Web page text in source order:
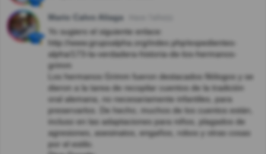
Mario Calvo Aliaga
Yo sugiero el siguiente enlace:
http://www.grupoalpha.org/index.php/expedientes-
alpha/173-la-verdadera-historia-de-los-hermanos-
grimm
Los hermanos Grimm fueron destacados filólogos y se
dieron a la tarea de recopilar cuentos de la tradición
oral alemana, no necesariamente infantiles, para
preservarlos. De hecho, muchos de los cuentos están,
incluso en las adaptaciones para niños, plagados de
agresiones, asesinatos, engaños, robos y otras cosas
por el estilo.